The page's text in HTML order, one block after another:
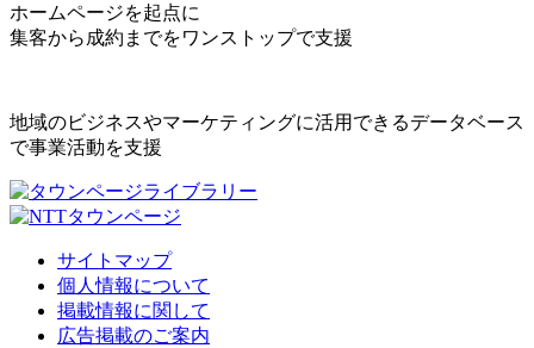
ホームページを起点に
集客から成約までをワンストップで支援
地域のビジネスやマーケティングに活用できるデータベース
で事業活動を支援
サイトマップ
個人情報について
掲載情報に関して
広告掲載のご案内